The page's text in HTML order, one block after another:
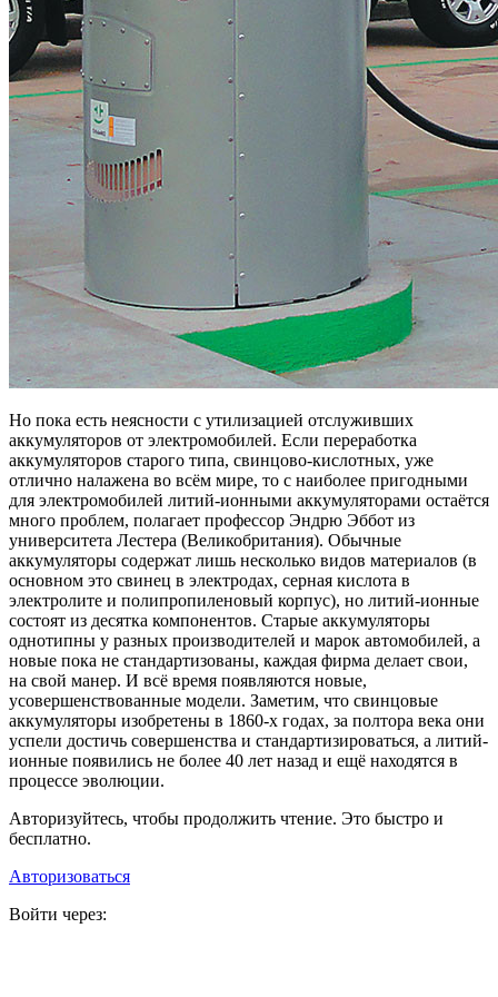
Но пока есть неясности с утилизацией отслуживших
аккумуляторов от электромобилей. Если переработка
аккумуляторов старого типа, свинцово-кислотных, уже
отлично налажена во всём мире, то с наиболее пригодными
для электромобилей литий-ионными аккумуляторами остаётся
много проблем, полагает профессор Эндрю Эббот из
университета Лестера (Великобритания). Обычные
аккумуляторы содержат лишь несколько видов материалов (в
основном это свинец в электродах, серная кислота в
электролите и полипропиленовый корпус), но литий-ионные
состоят из десятка компонентов. Старые аккумуляторы
однотипны у разных производителей и марок автомобилей, а
новые пока не стандартизованы, каждая фирма делает свои,
на свой манер. И всё время появляются новые,
усовершенствованные модели. Заметим, что свинцовые
аккумуляторы изобретены в 1860-х годах, за полтора века они
успели достичь совершенства и стандартизироваться, а литий-
ионные появились не более 40 лет назад и ещё находятся в
процессе эволюции.
Авторизуйтесь, чтобы продолжить чтение. Это быстро и
бесплатно.
Авторизоваться
Войти через: